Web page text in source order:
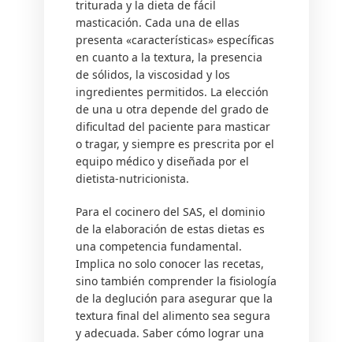
triturada y la dieta de fácil
masticación. Cada una de ellas
presenta «características» específicas
en cuanto a la textura, la presencia
de sólidos, la viscosidad y los
ingredientes permitidos. La elección
de una u otra depende del grado de
dificultad del paciente para masticar
o tragar, y siempre es prescrita por el
equipo médico y diseñada por el
dietista-nutricionista.
Para el cocinero del SAS, el dominio
de la elaboración de estas dietas es
una competencia fundamental.
Implica no solo conocer las recetas,
sino también comprender la fisiología
de la deglución para asegurar que la
textura final del alimento sea segura
y adecuada. Saber cómo lograr una